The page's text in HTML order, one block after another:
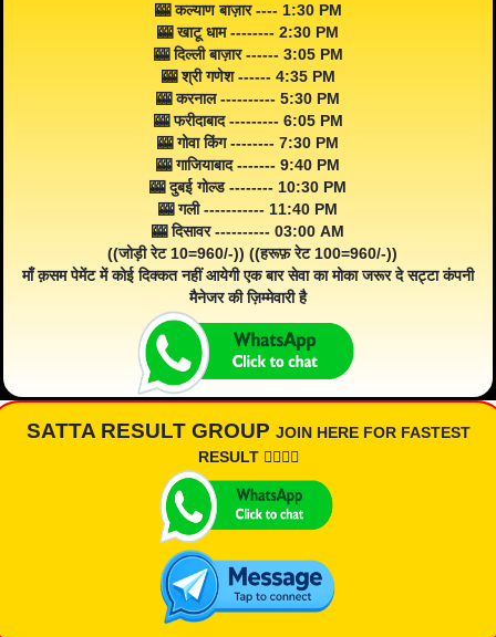
🎰 कल्याण बाज़ार ---- 1:30 PM
🎰 खाटू धाम -------- 2:30 PM
🎰 दिल्ली बाज़ार ------ 3:05 PM
🎰 श्री गणेश ------ 4:35 PM
🎰 करनाल ---------- 5:30 PM
🎰 फरीदाबाद --------- 6:05 PM
🎰 गोवा किंग -------- 7:30 PM
🎰 गाजियाबाद ------- 9:40 PM
🎰 दुबई गोल्ड -------- 10:30 PM
🎰 गली ----------- 11:40 PM
🎰 दिसावर ---------- 03:00 AM
((जोड़ी रेट 10=960/-)) ((हरूफ़ रेट 100=960/-))
माँ क़सम पेमेंट में कोई दिक्कत नहीं आयेगी एक बार सेवा का मोका जरूर दे सट्टा कंपनी
मैनेजर की ज़िम्मेवारी है
SATTA RESULT GROUP JOIN HERE FOR FASTEST
RESULT 👇🏾👇🏾